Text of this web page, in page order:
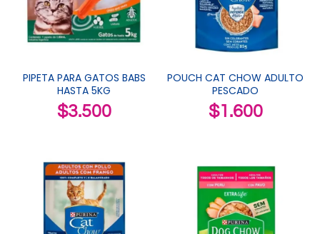
PIPETA PARA GATOS BABS
HASTA 5KG
$3.500
POUCH CAT CHOW ADULTO
PESCADO
$1.600